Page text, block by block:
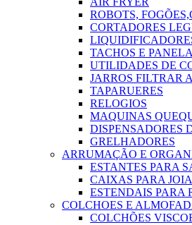
ROBOTS,
CORTADORES
TACHOS E
UTILIDADES DE
JARROS FILTRAR
TAPARUERES
RELOGIOS
MAQUINAS
DISPENSADORES
GRELHADORES
ARRUMAÇÃO E
ESTANTES PARA
CAIXAS PARA
ESTENDAIS PARA
COLCHOES E
COLCHÕES